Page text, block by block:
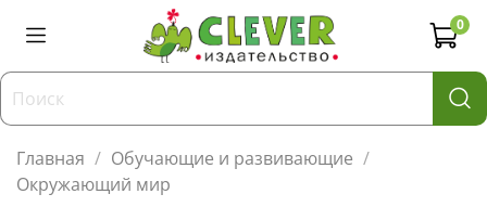
0
Главная
Обучающие и развивающие
Окружающий мир